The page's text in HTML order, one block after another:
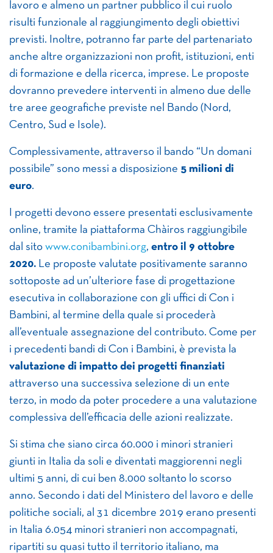
lavoro e almeno un partner pubblico il cui ruolo
risulti funzionale al raggiungimento degli obiettivi
previsti. Inoltre, potranno far parte del partenariato
anche altre organizzazioni non profit, istituzioni, enti
di formazione e della ricerca, imprese. Le proposte
dovranno prevedere interventi in almeno due delle
tre aree geografiche previste nel Bando (Nord,
Centro, Sud e Isole).
Complessivamente, attraverso il bando “Un domani
possibile” sono messi a disposizione 5 milioni di
euro.
I progetti devono essere presentati esclusivamente
online, tramite la piattaforma Chàiros raggiungibile
dal sito www.conibambini.org, entro il 9 ottobre
2020. Le proposte valutate positivamente saranno
sottoposte ad un’ulteriore fase di progettazione
esecutiva in collaborazione con gli uffici di Con i
Bambini, al termine della quale si procederà
all’eventuale assegnazione del contributo. Come per
i precedenti bandi di Con i Bambini, è prevista la
valutazione di impatto dei progetti finanziati
attraverso una successiva selezione di un ente
terzo, in modo da poter procedere a una valutazione
complessiva dell’efficacia delle azioni realizzate.
Si stima che siano circa 60.000 i minori stranieri
giunti in Italia da soli e diventati maggiorenni negli
ultimi 5 anni, di cui ben 8.000 soltanto lo scorso
anno. Secondo i dati del Ministero del lavoro e delle
politiche sociali, al 31 dicembre 2019 erano presenti
in Italia 6.054 minori stranieri non accompagnati,
ripartiti su quasi tutto il territorio italiano, ma